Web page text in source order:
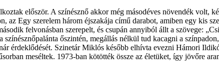
először. A színésznő akkor még másodéves növendék volt,
az Egy szerelem három éjszakája című darabot, amiben egy kis
felvonásban szerepelt, és csupán annyiból állt a szövege:
őszintén, megállás nélkül tud kacagni a
érdeklődését. Szinetár Miklós később elhívta evezni Hámori
meséltek. 1973-ban kötötték össze az életüket, így jövőre